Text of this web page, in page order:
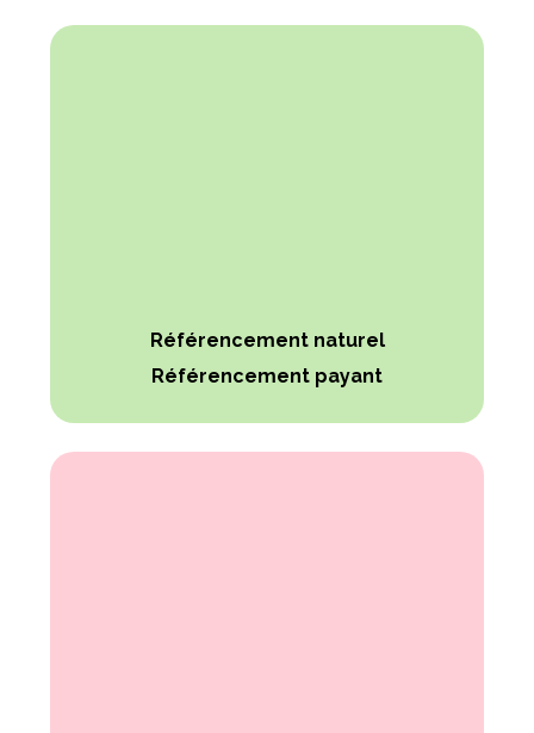
Référencement naturel
Référencement payant